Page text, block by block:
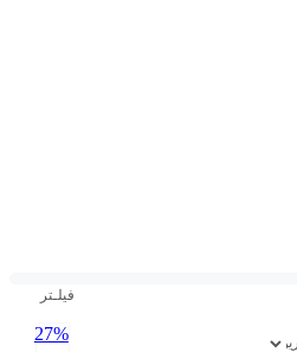
فیلـتر
27%